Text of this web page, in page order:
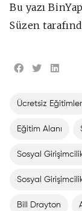
Bu yazı
Süzen
Ücretsiz Eğitimler
Eğitim Alanı
Sosyal
Sosyal
Bill Drayton